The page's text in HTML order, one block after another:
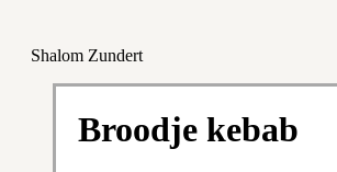
Shalom Zundert
Broodje kebab